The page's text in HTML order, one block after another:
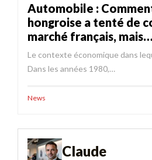
Automobile :
hongroise a tenté de
marché français, mais…
Le contexte économique dans
Dans les années 1980,…
News
Claude